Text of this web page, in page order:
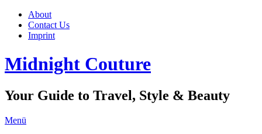
About
Contact Us
Imprint
Midnight Couture
Your Guide to Travel, Style & Beauty
Menü